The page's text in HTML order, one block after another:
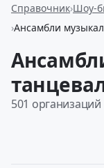
Справочник Шоу-
Ансамбли
501 организаций